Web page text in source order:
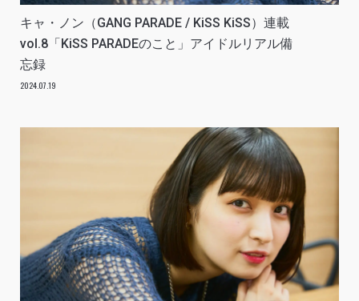
キャ・ノン（GANG PARADE / KiSS KiSS）連載
vol.8「KiSS PARADEのこと」アイドルリアル備
忘録
2024.07.19